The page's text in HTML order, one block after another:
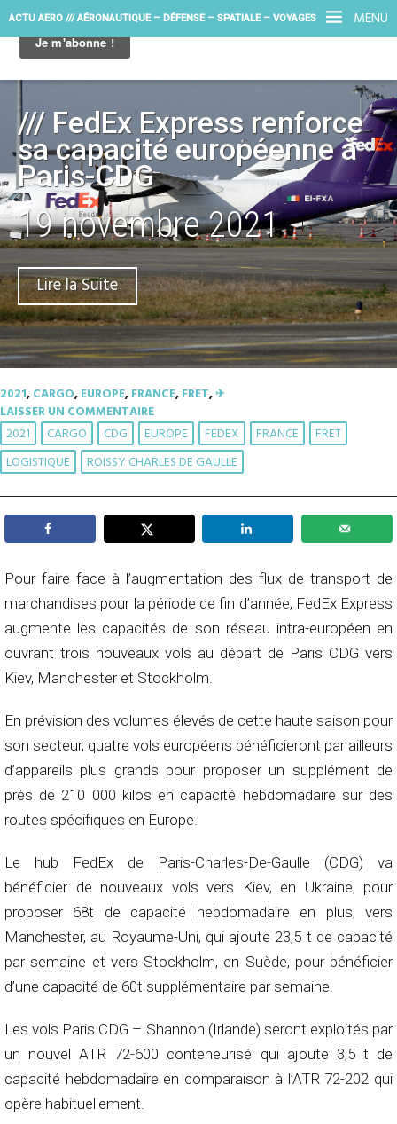
MENU
ACTU AERO /// AÉRONAUTIQUE – DÉFENSE – SPATIALE – VOYAGES
/// FedEx Express renforce
sa capacité européenne à
Paris-CDG
19 novembre 2021
Lire la Suite
2021,CARGO,EUROPE,FRANCE,FRET,✈︎
LAISSER UN COMMENTAIRE
2021 CARGO CDG EUROPE FEDEX FRANCE
FRET
LOGISTIQUE
ROISSY CHARLES DE GAULLE
Pour faire face à l’augmentation des flux de transport de
marchandises pour la période de fin d’année, FedEx Express
augmente les capacités de son réseau intra-européen en
ouvrant trois nouveaux vols au départ de Paris CDG vers
Kiev, Manchester et Stockholm.
En prévision des volumes élevés de cette haute saison pour
son secteur, quatre vols européens bénéficieront par ailleurs
d’appareils plus grands pour proposer un supplément de
près de 210 000 kilos en capacité hebdomadaire sur des
routes spécifiques en Europe.
Le hub FedEx de Paris-Charles-De-Gaulle (CDG) va
bénéficier de nouveaux vols vers Kiev, en Ukraine, pour
proposer 68t de capacité hebdomadaire en plus, vers
Manchester, au Royaume-Uni, qui ajoute 23,5 t de capacité
par semaine et vers Stockholm, en Suède, pour bénéficier
d’une capacité de 60t supplémentaire par semaine.
Les vols Paris CDG – Shannon (Irlande) seront exploités par
un nouvel ATR 72-600 conteneurisé qui ajoute 3,5 t de
capacité hebdomadaire en comparaison à l’ATR 72-202 qui
opère habituellement.